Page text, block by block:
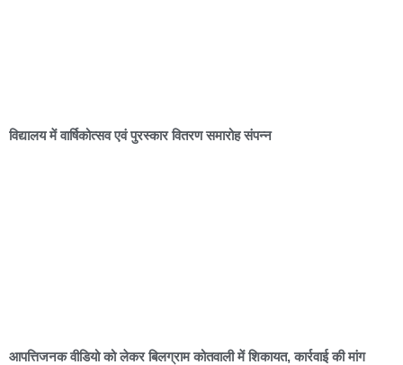
विद्यालय में वार्षिकोत्सव एवं पुरस्कार वितरण समारोह संपन्न
आपत्तिजनक वीडियो को लेकर बिलग्राम कोतवाली में शिकायत, कार्रवाई की मांग